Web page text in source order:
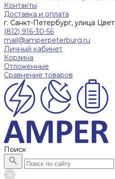
Контакты
Доставка и оплата
г. Санкт-Петербург, улица
(812) 916-30-56
mail@amperpeterburg.ru
Личный кабинет
Корзина
Отложенные
Сравнение товаров
Поиск